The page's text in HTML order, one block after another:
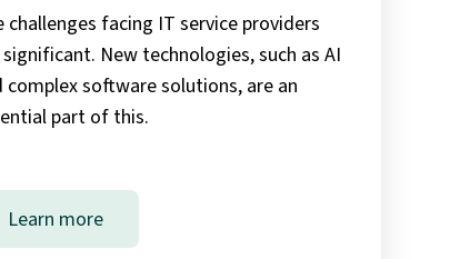
challenges facing IT service providers
significant. New technologies, such as AI
complex software solutions, are an
part of this.
Learn more